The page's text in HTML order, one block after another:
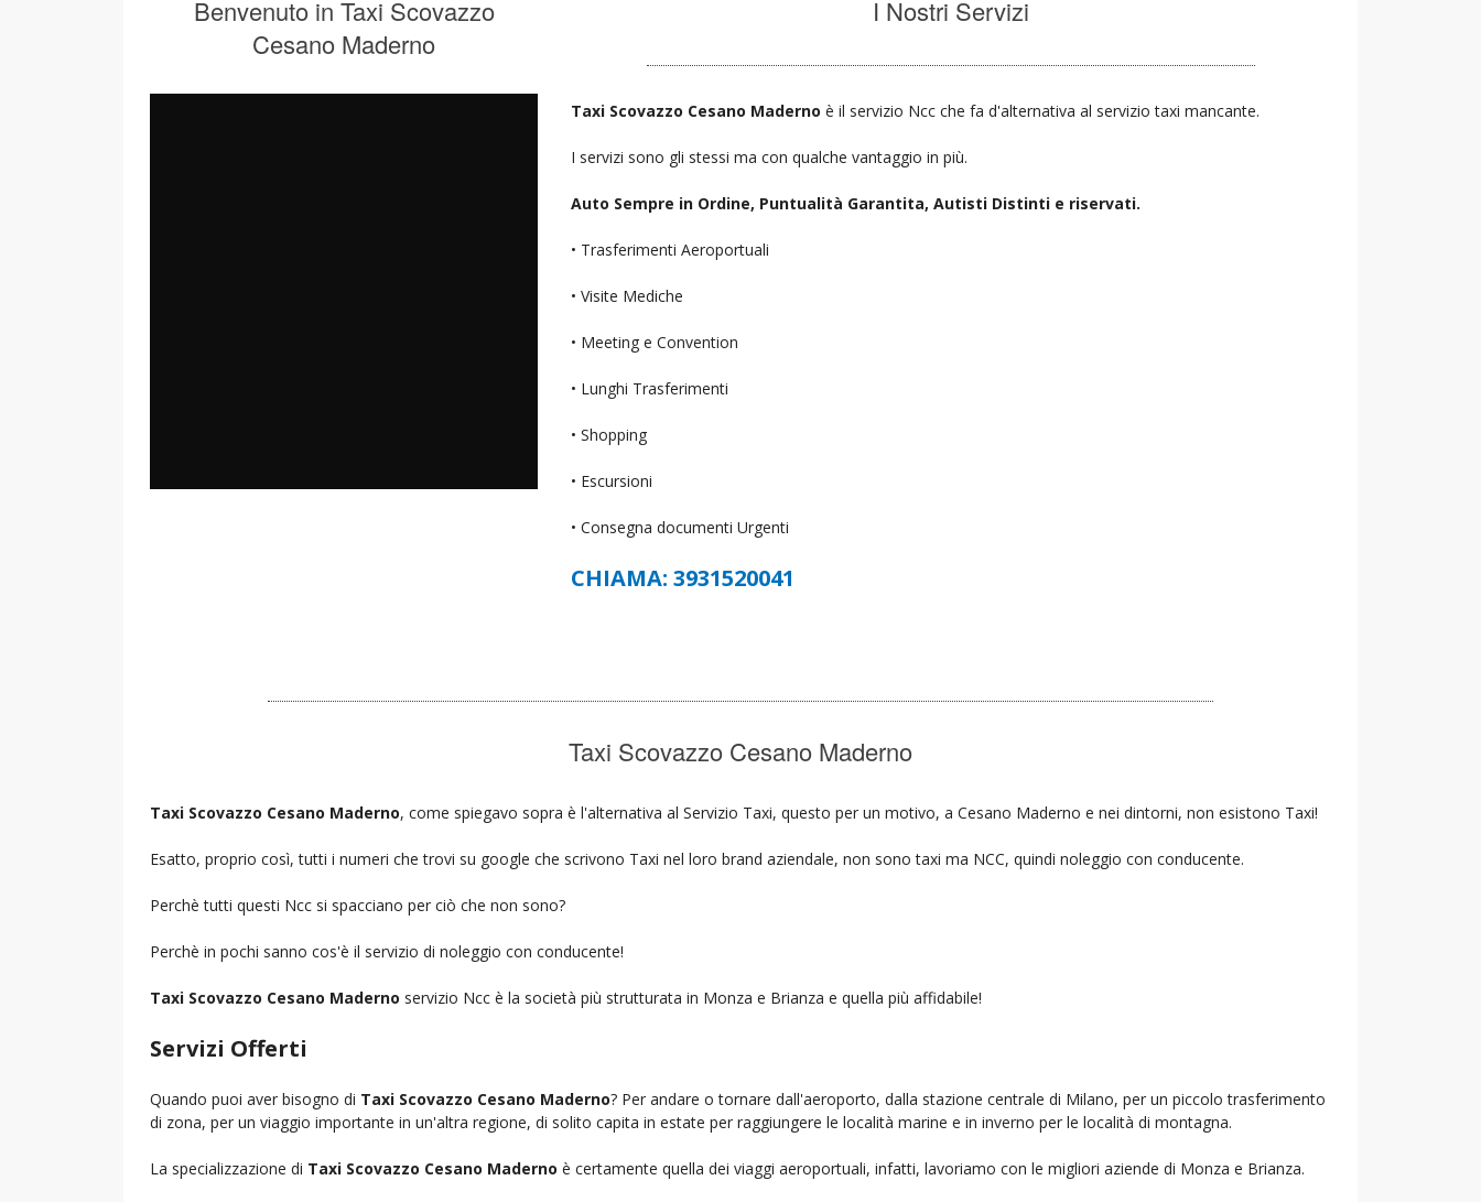
Benvenuto in Taxi Scovazzo
Cesano Maderno
I Nostri Servizi
Taxi Scovazzo Cesano Madernoè il servizio Ncc che fa d'alternativa al servizio taxi mancante.
I servizi sono gli stessi ma con qualche vantaggio in più.
Auto Sempre in Ordine, Puntualità Garantita, Autisti Distinti e riservati.
• Trasferimenti Aeroportuali
• Visite Mediche
• Meeting e Convention
• Lunghi Trasferimenti
• Shopping
• Escursioni
• Consegna documenti Urgenti
CHIAMA: 3931520041
Taxi Scovazzo Cesano Maderno
Taxi Scovazzo Cesano Maderno, come spiegavo sopra è l'alternativa al Servizio Taxi, questo per un motivo, a Cesano Maderno e nei dintorni, non esistono Taxi!
Esatto, proprio così, tutti i numeri che trovi su google che scrivono Taxi nel loro brand aziendale, non sono taxi ma NCC, quindi noleggio con conducente.
Perchè tutti questi Ncc si spacciano per ciò che non sono?
Perchè in pochi sanno cos'è il servizio di noleggio con conducente!
Taxi Scovazzo Cesano Maderno servizio Ncc è la società più strutturata in Monza e Brianza e quella più affidabile!
Servizi Offerti
Quando puoi aver bisogno di Taxi Scovazzo Cesano Maderno? Per andare o tornare dall'aeroporto, dalla stazione centrale di Milano, per un piccolo trasferimento
di zona, per un viaggio importante in un'altra regione, di solito capita in estate per raggiungere le località marine e in inverno per le località di montagna.
La specializzazione di Taxi Scovazzo Cesano Maderno è certamente quella dei viaggi aeroportuali, infatti, lavoriamo con le migliori aziende di Monza e Brianza.